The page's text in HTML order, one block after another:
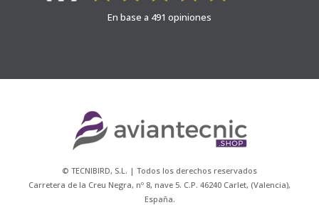
En base a 491 opiniones
© TECNIBIRD, S.L. | Todos los derechos reservados
Carretera de la Creu Negra, nº 8, nave 5. C.P. 46240 Carlet, (Valencia),
España.